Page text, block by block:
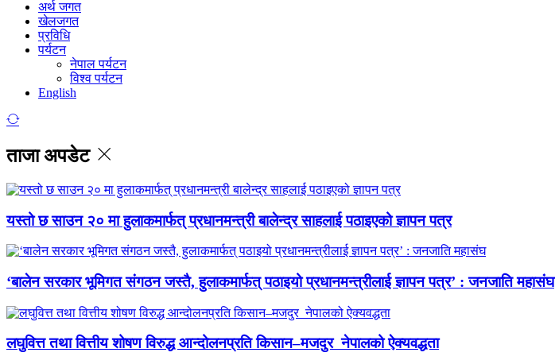
अर्थ जगत
खेलजगत
प्रविधि
पर्यटन
नेपाल पर्यटन
विश्व पर्यटन
English
ताजा अपडेट
यस्तो छ साउन २० मा हुलाकमार्फत् प्रधानमन्त्री बालेन्द्र साहलाई पठाइएको ज्ञापन पत्र
‘बालेन सरकार भूमिगत संगठन जस्तै, हुलाकमार्फत् पठाइयो प्रधानमन्त्रीलाई ज्ञापन पत्र’ : जनजाति महासंघ
लघुवित्त तथा वित्तीय शोषण विरुद्ध आन्दोलनप्रति किसान–मजदुर नेपालको ऐक्यवद्धता